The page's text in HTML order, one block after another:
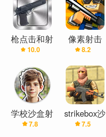
枪点击和射
击
10.0
像素射击
8.2
学校沙盒射
击游乐场
7.8
strikebox沙
盒射击
7.5